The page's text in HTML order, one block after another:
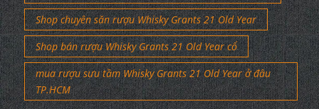
Shop chuyên săn rượu Whisky Grants 21 Old Year
Shop bán rượu Whisky Grants 21 Old Year cổ
mua rượu sưu tầm Whisky Grants 21 Old Year ở đâu
TP.HCM